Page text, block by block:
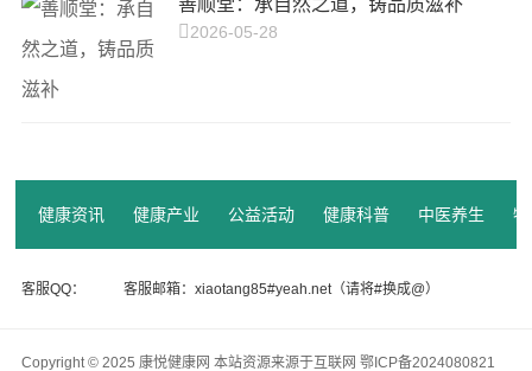
善顺堂：承自然之道，铸品质滋补
2026-05-28
健康资讯 健康产业 公益活动 健康科普 中医养生
客服QQ： 客服邮箱：xiaotang85#yeah.net（请将#换成@）
Copyright © 2025 康悦健康网 本站资源来源于互联网 鄂ICP备2024080821